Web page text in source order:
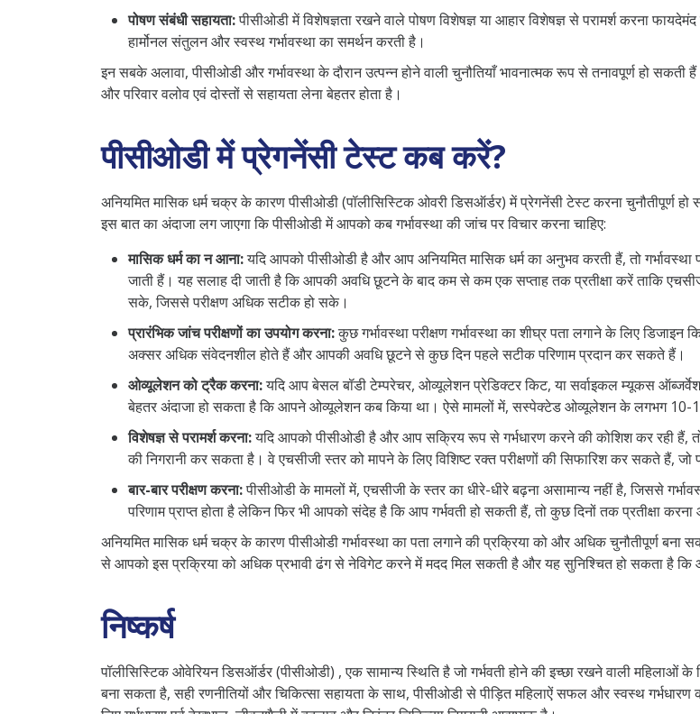
पोषण संबंधी सहायता:पीसीओडी में विशेषज्ञता रखने वाले पोषण विशेषज्ञ या आहार विशेषज्ञ से परामर्श करना
हार्मोनल संतुलन और स्वस्थ गर्भावस्था का समर्थन करती है।
इन सबके अलावा, पीसीओडी और गर्भावस्था के दौरान उत्पन्न होने वाली चुनौतियाँ भावनात्मक रूप से तनावपूर्ण हो
और परिवार वलोव एवं दोस्तों से सहायता लेना बेहतर होता है।
पीसीओडी में प्रेगनेंसी टेस्ट कब करें?
अनियमित मासिक धर्म चक्र के कारण पीसीओडी (पॉलीसिस्टिक ओवरी डिसऑर्डर) में प्रेगनेंसी टेस्ट करना चुनौतीपूर्ण
इस बात का अंदाजा लग जाएगा कि पीसीओडी में आपको कब गर्भावस्था की जांच पर विचार करना चाहिए:
मासिक धर्म का न आना:यदि आपको पीसीओडी है और आप अनियमित मासिक धर्म का अनुभव करती हैं, तो
जाती हैं। यह सलाह दी जाती है कि आपकी अवधि छूटने के बाद कम से कम एक सप्ताह तक प्रतीक्षा करें ताकि
सके, जिससे परीक्षण अधिक सटीक हो सके।
प्रारंभिक जांच परीक्षणों का उपयोग करना:कुछ गर्भावस्था परीक्षण गर्भावस्था का शीघ्र पता लगाने के लिए
अक्सर अधिक संवेदनशील होते हैं और आपकी अवधि छूटने से कुछ दिन पहले सटीक परिणाम प्रदान कर सकते हैं।
ओव्यूलेशन को ट्रैक करना:यदि आप बेसल बॉडी टेम्परेचर, ओव्यूलेशन प्रेडिक्टर किट, या सर्वाइकल म्यूकस
बेहतर अंदाजा हो सकता है कि आपने ओव्यूलेशन कब किया था। ऐसे मामलों में, सस्पेक्टेड ओव्यूलेशन के लगभग 10-14
विशेषज्ञ से परामर्श करना:यदि आपको पीसीओडी है और आप सक्रिय रूप से गर्भधारण करने की कोशिश कर रही हैं,
की निगरानी कर सकता है। वे एचसीजी स्तर को मापने के लिए विशिष्ट रक्त परीक्षणों की सिफारिश कर सकते हैं,
बार-बार परीक्षण करना:पीसीओडी के मामलों में, एचसीजी के स्तर का धीरे-धीरे बढ़ना असामान्य नहीं है, जिससे
परिणाम प्राप्त होता है लेकिन फिर भी आपको संदेह है कि आप गर्भवती हो सकती हैं, तो कुछ दिनों तक प्रतीक्षा
अनियमित मासिक धर्म चक्र के कारण पीसीओडी गर्भावस्था का पता लगाने की प्रक्रिया को और अधिक चुनौतीपूर्ण बना
से आपको इस प्रक्रिया को अधिक प्रभावी ढंग से नेविगेट करने में मदद मिल सकती है और यह सुनिश्चित हो सकता है कि
निष्कर्ष
पॉलीसिस्टिक ओवेरियन डिसऑर्डर (पीसीओडी) , एक सामान्य स्थिति है जो गर्भवती होने की इच्छा रखने वाली
बना सकता है, सही रणनीतियों और चिकित्सा सहायता के साथ, पीसीओडी से पीड़ित महिलाऐं सफल और स्वस्थ